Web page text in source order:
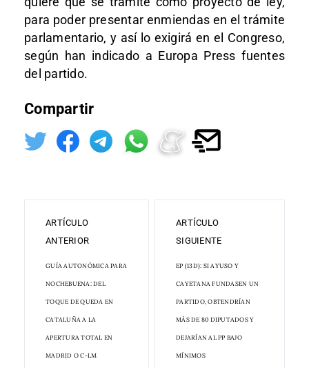
para poder presentar enmiendas en el trámite
parlamentario, y así lo exigirá en el Congreso,
según han indicado a Europa Press fuentes
del partido.
Compartir
ARTÍCULO
ANTERIOR
GUÍA AUTONÓMICA PARA
NOCHEBUENA: DEL
TOQUE DE QUEDA EN
CATALUÑA A LA
APERTURA TOTAL EN
MADRID O C-LM
ARTÍCULO
SIGUIENTE
EP (13D): SI AYUSO Y
CAYETANA FUNDASEN UN
PARTIDO, OBTENDRÍAN
MÁS DE 80 DIPUTADOS Y
DEJARÍAN AL PP BAJO
MÍNIMOS